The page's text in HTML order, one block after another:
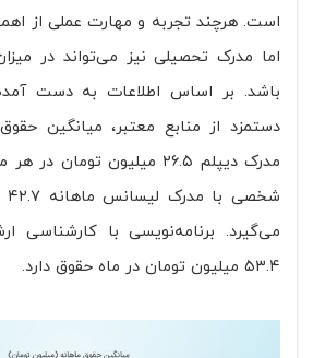
است. هرچند تجربه و مهارت عملی از
اما مدرک تحصیلی نیز می‌تواند در
باشد. بر اساس اطلاعات به دست
دستمزد از منابع معتبر، میانگین
مدرک دیپلم ۲۶.۵ میلیون
می‌گیرد. برنامه‌نویسی با کارشناسی
۵۳.۴ میلیون تومان در ماه حقوق دارد.